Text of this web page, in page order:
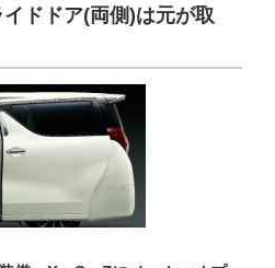
ドドア(両側)は元が取